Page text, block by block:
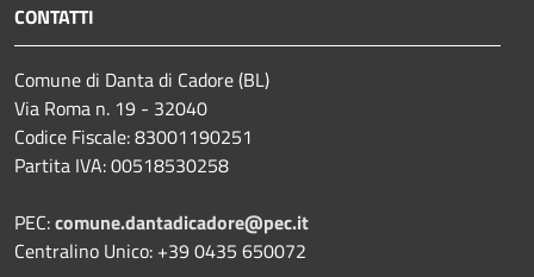
CONTATTI
Comune di Danta di Cadore (BL)
Via Roma n. 19 - 32040
Codice Fiscale: 83001190251
Partita IVA: 00518530258
PEC:comune.dantadicadore@pec.it
Centralino Unico: +39 0435 650072